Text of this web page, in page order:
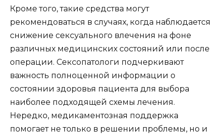
Кроме того, такие средства могут
рекомендоваться в случаях, когда наблюдается
снижение сексуального влечения на фоне
различных медицинских состояний или после
операции. Сексопатологи подчеркивают
важность полноценной информации о
состоянии здоровья пациента для выбора
наиболее подходящей схемы лечения.
Нередко, медикаментозная поддержка
помогает не только в решении проблемы, но и